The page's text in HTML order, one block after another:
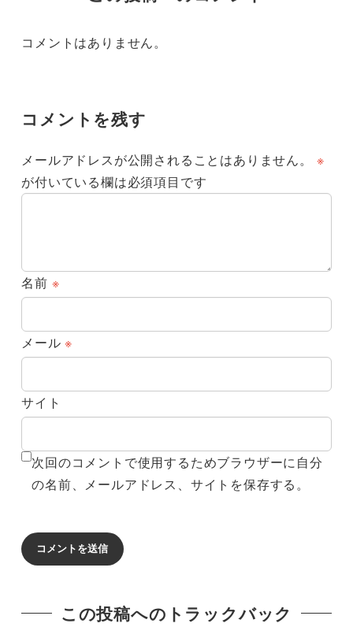
コメントはありません。
コメントを残す
メールアドレスが公開されることはありません。
※
が付いている欄は必須項目です
名前 ※
メール※
サイト
次回のコメントで使用するためブラウザーに自分
の名前、メールアドレス、サイトを保存する。
この投稿へのトラックバック